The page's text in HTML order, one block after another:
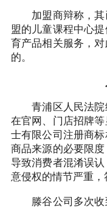
加盟商辩称，其
盟的儿童课程中心
育产品相关服务，
的。
青浦区人民法院
在官网、门店招牌
士有限公司注册商
商品来源的必要限
导致消费者混淆误
意侵权的情节严重，
滕谷公司多次收